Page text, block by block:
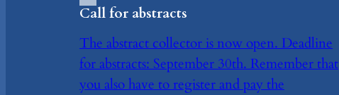
Call for abstracts
The abstract collector is now open. Deadline
for abstracts: September 30th. Remember that
you also have to register and pay the